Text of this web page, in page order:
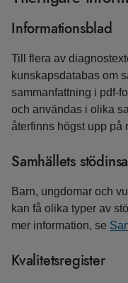
Informationsblad
Till flera av
kunskapsdatabas om
sammanfattning i pdf-
och användas i olika
återfinns högst upp på
Samhällets
Barn, ungdomar och
kan få olika typer av
mer information, se
Kvalitetsregister